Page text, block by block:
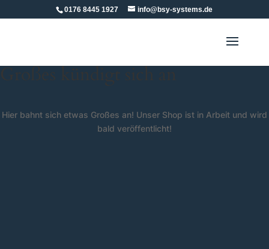
0176 8445 1927 info@bsy-systems.de
Hier bahnt sich etwas Großes an! Unser Shop ist in Arbeit und wird
bald veröffentlicht!